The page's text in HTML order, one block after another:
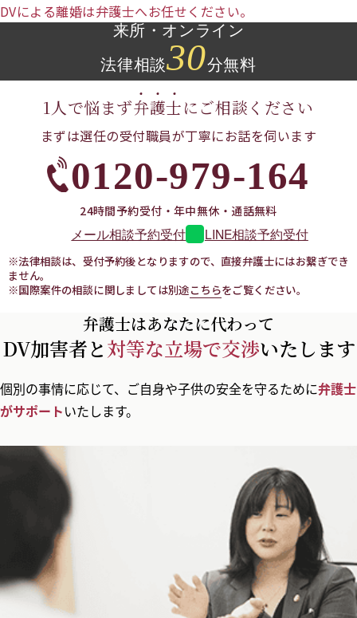
DVによる離婚は弁護士へお任せください。
来所・オンライン
法律相談30分無料
1人で悩まず弁護士にご相談ください
まずは選任の受付職員が丁寧にお話を伺います
0120-979-164
24時間予約受付・年中無休・通話無料
メール相談予約受付 LINE相談予約受付
※法律相談は、受付予約後となりますので、直接弁護士にはお繋ぎでき
ません。
※国際案件の相談に関しましては別途こちらをご覧ください。
弁護士はあなたに代わって
DV加害者と対等な立場で交渉いたします
個別の事情に応じて、ご自身や子供の安全を守るために弁護士
がサポートいたします。